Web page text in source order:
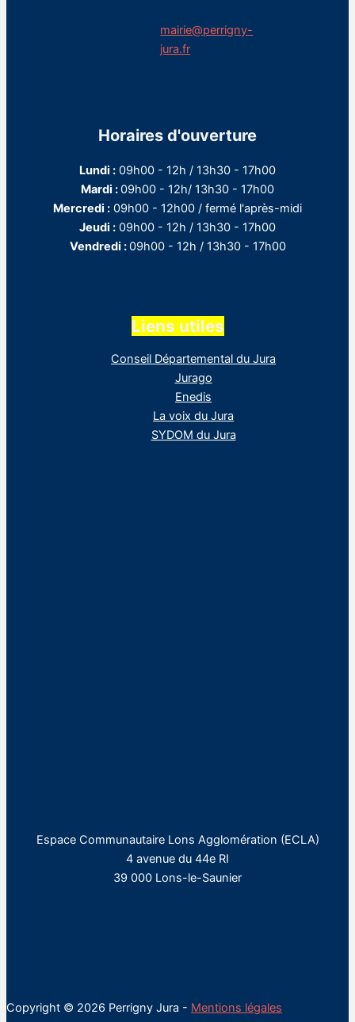
mairie@perrigny-
jura.fr
Horaires d'ouverture
Lundi : 09h00 - 12h / 13h30 - 17h00
Mardi :09h00 - 12h/ 13h30 - 17h00
Mercredi : 09h00 - 12h00 / fermé l'après-midi
Jeudi : 09h00 - 12h / 13h30 - 17h00
Vendredi :09h00 - 12h / 13h30 - 17h00
Liens utiles
Conseil Départemental du Jura
Jurago
Enedis
La voix du Jura
SYDOM du Jura
Espace Communautaire Lons Agglomération (ECLA)
4 avenue du 44e RI
39 000 Lons-le-Saunier
Copyright © 2026 Perrigny Jura - Mentions légales